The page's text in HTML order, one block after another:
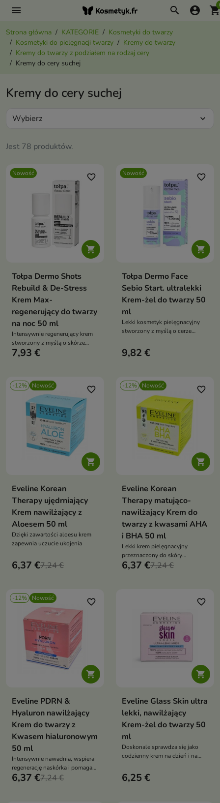
menu search account_circle
Strona główna KATEGORIE
Kosmetyki do twarzy
Kosmetyki do pielęgnacji twarzy
Kremy do twarzy
Kremy do twarzy z podziałem na rodzaj cery
Kremy do cery suchej
Kremy do cery suchej
Jest 78 produktów.
Wybierz expand_more
Nowość

favorite_border
Tołpa Dermo Shots
Rebuild & De-Stress
Krem Max-
regenerujący do twarzy
na noc 50 ml
Intensywnie regenerujący krem
stworzony z myślą o skórze
zmęczonej, przesuszonej i
7,93 €
Nowość

favorite_border
Tołpa Dermo Face
Sebio Start. ultralekki
Krem-żel do twarzy 50
ml
Lekki kosmetyk pielęgnacyjny
stworzony z myślą o cerze
niedoskonałości.
9,82 €
-12% Nowość

favorite_border
Eveline Korean
Therapy ujędrniający
Krem nawilżający z
Aloesem 50 ml
Dzięki zawartości aloesu krem
zapewnia uczucie ukojenia
6,37 €7,24 €
-12% Nowość

favorite_border
Eveline Korean
Therapy matująco-
nawilżający Krem do
twarzy z kwasami AHA
i BHA 50 ml
Lekki krem pielęgnacyjny
przeznaczony do skóry
mieszanej, tłustej i
6,37 €7,24 €
-12% Nowość

favorite_border
Eveline PDRN &
Hyaluron nawilżający
Krem do twarzy z
Kwasem hialuronowym
50 ml
Intensywnie nawadnia, wspiera
regenerację naskórka i pomaga
zachować jędrność.
6,37 €7,24 €

favorite_border
Eveline Glass Skin ultra
lekki, nawilżający
Krem-żel do twarzy 50
ml
Doskonale sprawdza się jako
codzienny krem na dzień i na
6,25 €